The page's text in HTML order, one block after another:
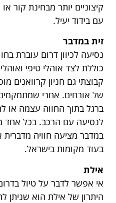
קיצוניים יותר מבחינת קור
עם בידוד יעיל.
זית במדבר
נסיעה לכיוון דרום עוברת
כוללת לצד אוהלי טיפי
קבוצתי גם חניון קרוואנים
של אורחים. אחרי
ברגל בתוך החווה עצמה או
לנסיעה עם הרכב. בכל אחד
במדבר מציעה חוויה
בעוד מקומות בישראל.
אילת
אי אפשר לדבר על טיול
היתרון של אילת הוא